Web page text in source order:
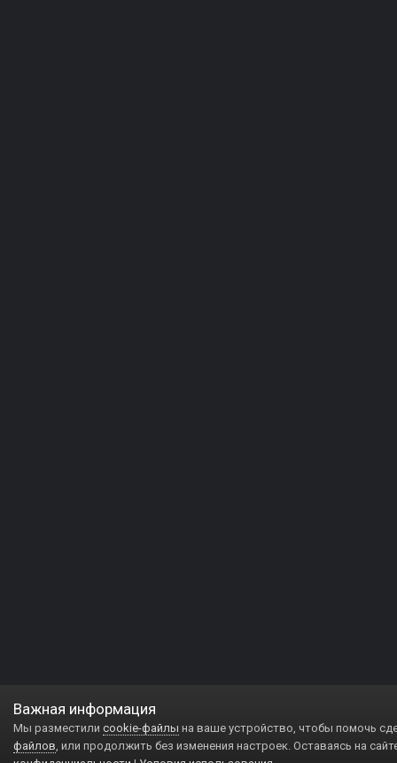
Важная информация
Мы разместили cookie-файлы на ваше устройство, чтобы помочь
файлов, или продолжить без изменения настроек. Оставаясь на